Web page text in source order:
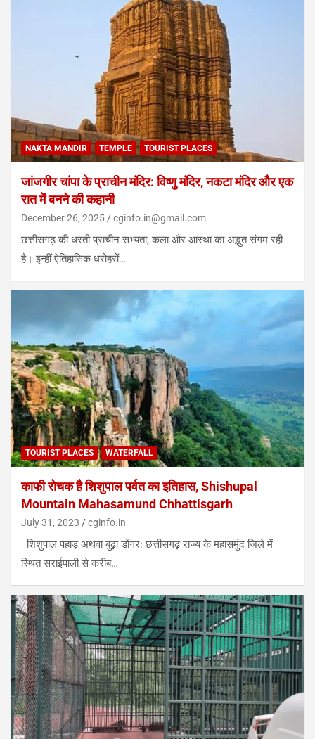
NAKTA MANDIR TEMPLE TOURIST PLACES
जांजगीर चांपा के प्राचीन मंदिर: विष्णु मंदिर, नकटा मंदिर और एक
रात में बनने की कहानी
December 26, 2025 cginfo.in@gmail.com
छत्तीसगढ़ की धरती प्राचीन सभ्यता, कला और आस्था का अद्भुत संगम रही
है। इन्हीं ऐतिहासिक धरोहरों…
TOURIST PLACES WATERFALL
काफी रोचक है शिशुपाल पर्वत का इतिहास, Shishupal
Mountain Mahasamund Chhattisgarh
July 31, 2023 cginfo.in
शिशुपाल पहाड़ अथवा बुढ़ा डोंगर: छत्तीसगढ़ राज्य के महासमुंद जिले में
स्थित सराईपाली से करीब…